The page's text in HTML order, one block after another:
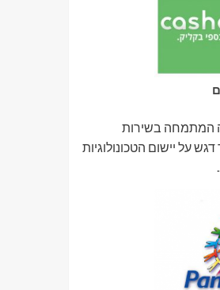
המתמחה בשירות
על יישום הטכונולוגיות